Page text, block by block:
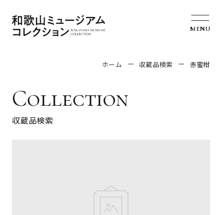
MENU
ホーム 収蔵品検索 赤蜜柑
Collection
収蔵品検索